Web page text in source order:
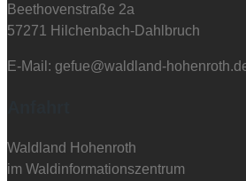
Beethovenstraße 2a
57271 Hilchenbach-Dahlbruch
E-Mail: gefue@waldland-
Waldland Hohenroth
im Waldinformationszentrum